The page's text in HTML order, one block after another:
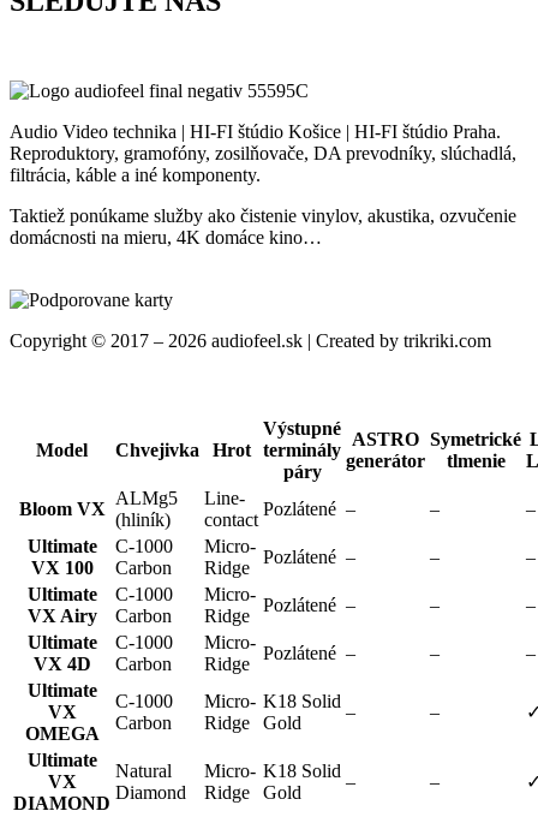
Audio Video technika | HI-FI štúdio Košice | HI-FI štúdio Praha.
Reproduktory, gramofóny, zosilňovače, DA prevodníky, slúchadlá,
filtrácia, káble a iné komponenty.
Taktiež ponúkame služby ako čistenie vinylov, akustika, ozvučenie
domácnosti na mieru, 4K domáce kino…
Copyright © 2017 – 2026 audiofeel.sk | Created by trikriki.com
Model Chvejivka Hrot
Výstupné
terminály
páry
ASTRO
generátor
Symetrické
tlmenie
Bloom VX
ALMg5
(hliník)
Line-
contact
Pozlátené – –
–
Ultimate
VX 100
C-1000
Carbon
Micro-
Ridge
Pozlátené – –
–
Ultimate
VX Airy
C-1000
Carbon
Micro-
Ridge
Pozlátené – –
–
Ultimate
VX 4D
C-1000
Carbon
Micro-
Ridge
Pozlátené – –
–
Ultimate
VX
OMEGA
C-1000
Carbon
Micro-
Ridge
K18 Solid
Gold
– –
Ultimate
VX
DIAMOND
Natural
Diamond
Micro-
Ridge
K18 Solid
Gold
– –